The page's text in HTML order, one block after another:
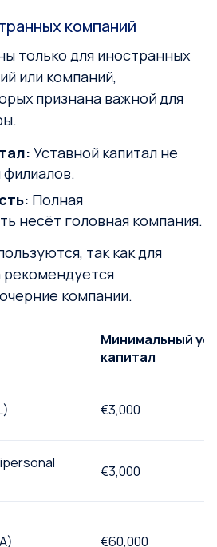
компаний
только для иностранных
или компаний,
признана важной для
Уставной капитал не
Полная
несёт головная компания.
так как для
компании.
Минимальный
капитал
€3,000
€3,000
€60,000